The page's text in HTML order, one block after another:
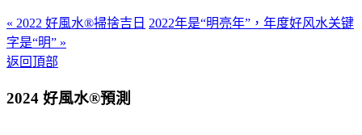
« 2022 好風水®️掃捨吉日 2022年是“明亮年”，年度好风水关键
字是“明” »
返回頂部
2024 好風水®預測